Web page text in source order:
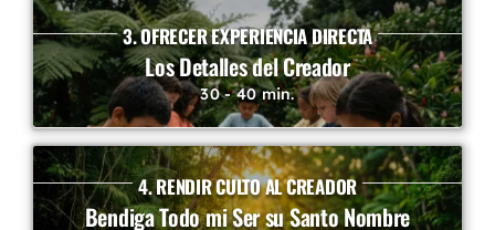
3. OFRECER EXPERIENCIA DIRECTA
Los Detalles del Creador
30 - 40 min.
4. RENDIR CULTO AL CREADOR
Bendiga Todo mi Ser su Santo Nombre